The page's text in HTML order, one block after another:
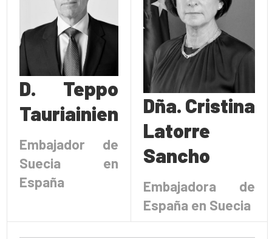
D. Teppo
Tauriainien
Embajador de
Suecia en
España
Dña. Cristina
Latorre
Sancho
Embajadora de
España en Suecia